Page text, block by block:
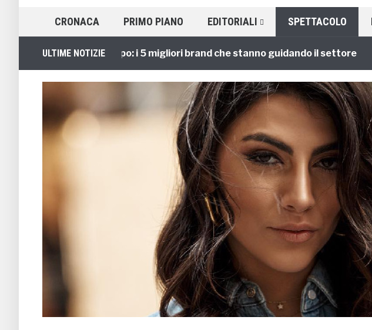
CRONACA PRIMO PIANO EDITORIALI SPETTACOLO
ULTIME NOTIZIE
Viaggi di Gruppo: i 5 migliori brand che stanno guidando il settore 1